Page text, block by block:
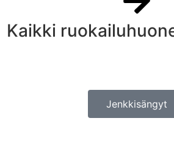
Kaikki
Jenkkisängyt